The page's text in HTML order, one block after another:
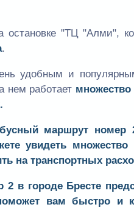
"ТЦ "Алми",
.
удобным и
нем работает множество
маршрут номер
увидеть множество
на транспортных
2 в городе Бресте
поможет вамбыстро и